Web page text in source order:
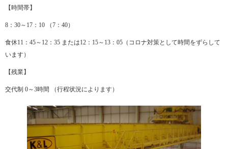
【時間帯】
8：30～17：10 （7：40）
食休11：45～12：35 または12：15～13：05（コロナ対策として時間をずらして
います）
【残業】
交代制 0～3時間 （行程状況によります）